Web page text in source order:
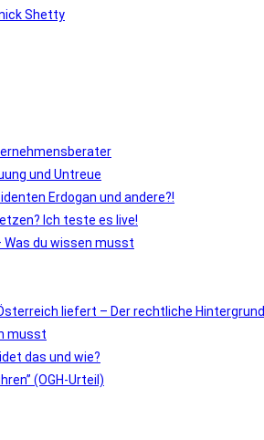
Shetty
und Untreue
Erdogan und andere?!
Ich teste es live!
Was du wissen musst
liefert – Der rechtliche Hintergrund
musst
das und wie?
(OGH-Urteil)